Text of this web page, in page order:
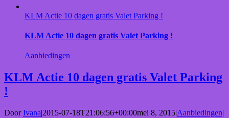
KLM Actie 10 dagen gratis Valet Parking !
KLM Actie 10 dagen gratis Valet Parking !
Aanbiedingen
KLM Actie 10 dagen gratis Valet Parking
!
DoorIvana|2015-07-18T21:06:56+00:00mei 8, 2015|Aanbiedingen|